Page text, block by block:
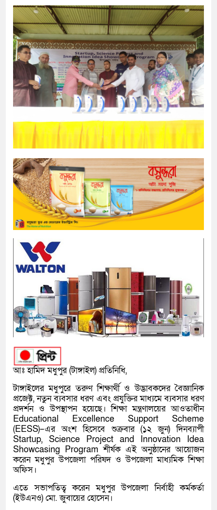
আঃ হামিদ মধুপুর (টাঙ্গাইল) প্রতিনিধি,
টাঙ্গাইলের মধুপুরে তরুণ শিক্ষার্থী ও উদ্ভাবকদের বৈজ্ঞানিক
প্রজেক্ট, নতুন ব্যবসার ধরণ এবং প্রযুক্তির মাধ্যমে ব্যবসার ধরণ
প্রদর্শন ও উপস্থাপন হয়েছে। শিক্ষা মন্ত্রণালয়ের আওতাধীন
Educational Excellence Support Scheme
(EESS)–এর অংশ হিসেবে শুক্রবার (১২ জুন) দিনব্যাপী
Startup, Science Project and Innovation Idea
Showcasing Program শীর্ষক এই অনুষ্ঠানের আয়োজন
করেন মধুপুর উপজেলা পরিষদ ও উপজেলা মাধ্যমিক শিক্ষা
অফিস।
এতে সভাপতিত্ব করেন মধুপুর উপজেলা নির্বাহী কর্মকর্তা
(ইউএনও) মো. জুবায়ের হোসেন।